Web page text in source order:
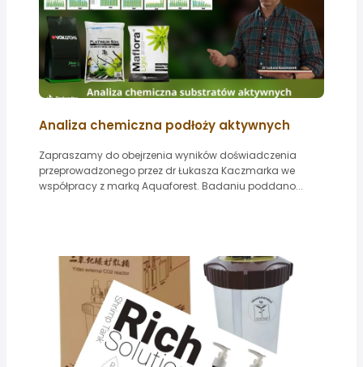
Analiza chemiczna podłoży aktywnych
Zapraszamy do obejrzenia wyników doświadczenia
przeprowadzonego przez dr Łukasza Kaczmarka we
współpracy z marką Aquaforest. Badaniu poddano...